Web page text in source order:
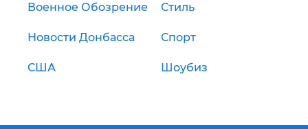
Военное Обозрение Стиль
Новости Донбасса Спорт
США Шоубиз